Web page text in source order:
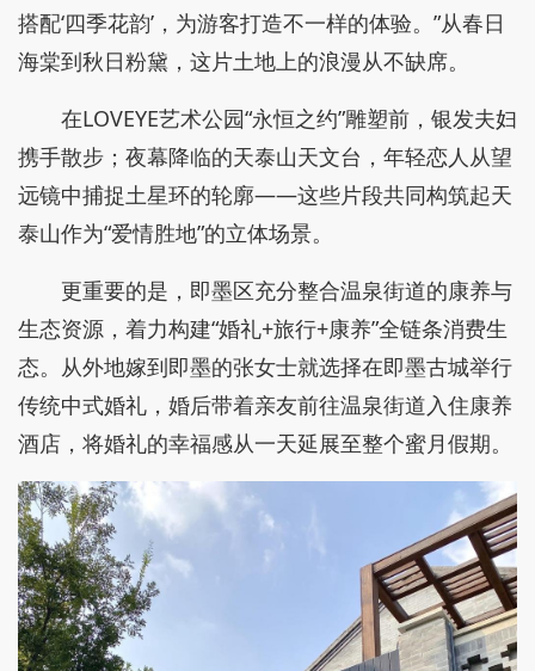
搭配‘四季花韵’，为游客打造不一样的体验。”从春日
海棠到秋日粉黛，这片土地上的浪漫从不缺席。
在LOVEYE艺术公园“永恒之约”雕塑前，银发夫妇
携手散步；夜幕降临的天泰山天文台，年轻恋人从望
远镜中捕捉土星环的轮廓——这些片段共同构筑起天
泰山作为“爱情胜地”的立体场景。
更重要的是，即墨区充分整合温泉街道的康养与
生态资源，着力构建“婚礼+旅行+康养”全链条消费生
态。从外地嫁到即墨的张女士就选择在即墨古城举行
传统中式婚礼，婚后带着亲友前往温泉街道入住康养
酒店，将婚礼的幸福感从一天延展至整个蜜月假期。